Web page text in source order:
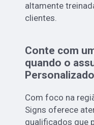
altamente
clientes.
Conte com
quando o
Com foco na
Signs oferece
qualificados que